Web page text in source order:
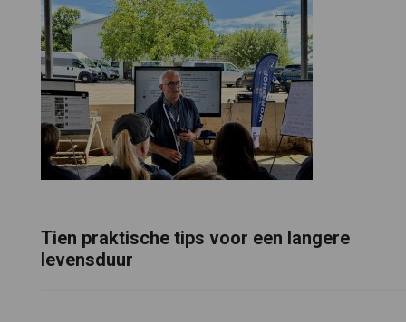
Tien praktische tips voor een langere
levensduur